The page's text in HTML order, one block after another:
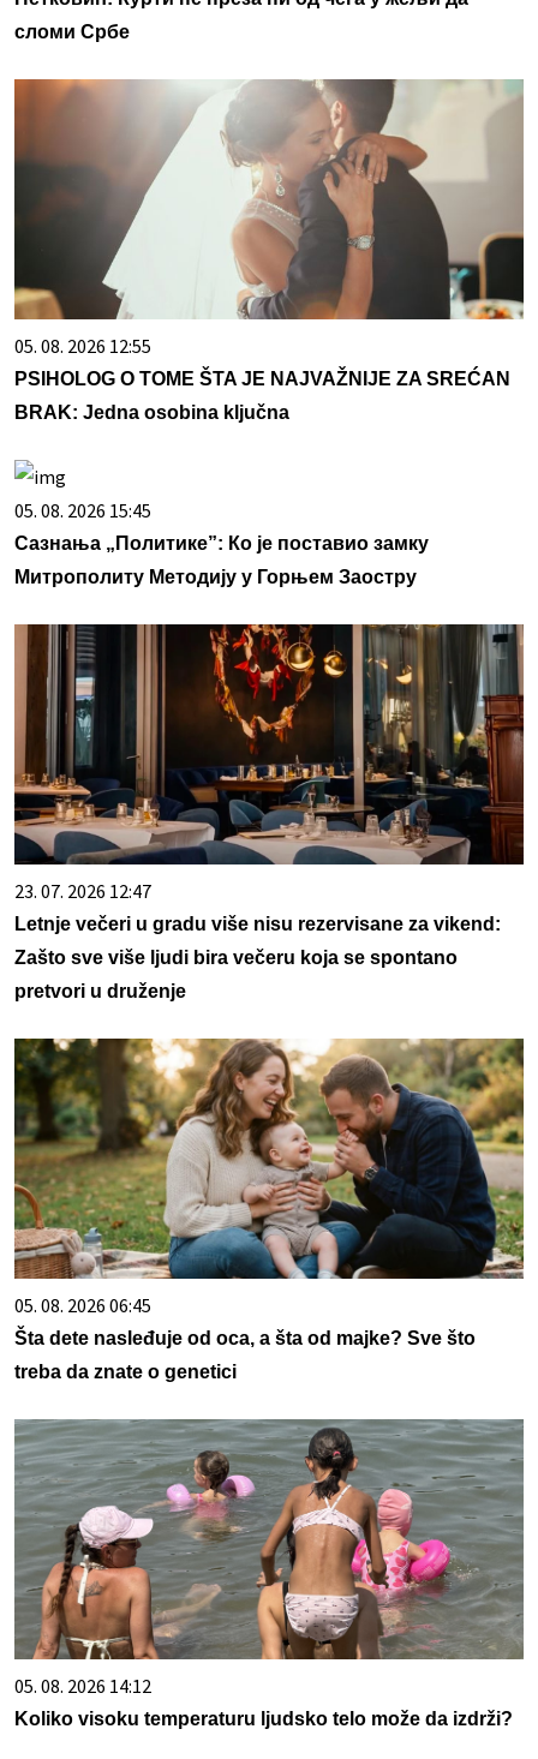
сломи Србе
05. 08. 2026 12:55
PSIHOLOG O TOME ŠTA JE NAJVAŽNIJE ZA SREĆAN
BRAK: Jedna osobina ključna
05. 08. 2026 15:45
Сазнања „Политике”: Ко је поставио замку
Митрополиту Методију у Горњем Заостру
23. 07. 2026 12:47
Letnje večeri u gradu više nisu rezervisane za vikend:
Zašto sve više ljudi bira večeru koja se spontano
pretvori u druženje
05. 08. 2026 06:45
Šta dete nasleđuje od oca, a šta od majke? Sve što
treba da znate o genetici
05. 08. 2026 14:12
Koliko visoku temperaturu ljudsko telo može da izdrži?